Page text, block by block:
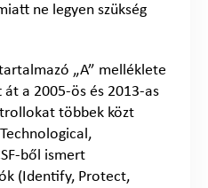
ne legyen szükség
„A” melléklete
a 2005-ös és 2013-as
többek közt
ből ismert
(Identify, Protect,